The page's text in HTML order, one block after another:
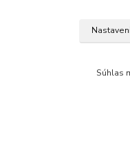
+421 905 531 251
Súhlas